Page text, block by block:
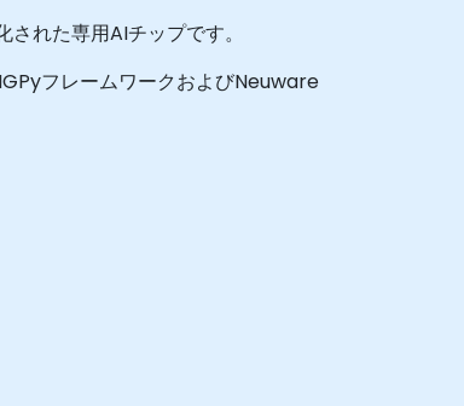
れた専用AIチップです。
フレームワークおよびNeuware